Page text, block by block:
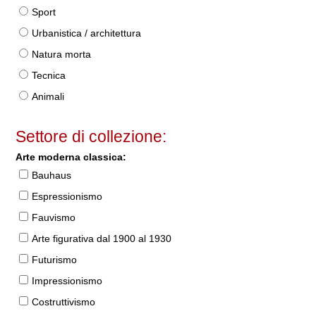
Sport
Urbanistica / architettura
Natura morta
Tecnica
Animali
Settore di collezione:
Arte moderna classica:
Bauhaus
Espressionismo
Fauvismo
Arte figurativa dal 1900 al 1930
Futurismo
Impressionismo
Costruttivismo